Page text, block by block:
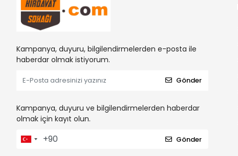
Kampanya, duyuru, bilgilendirmelerden e-posta ile
haberdar olmak istiyorum.
Gönder
Kampanya, duyuru ve bilgilendirmelerden haberdar
olmak için kayıt olun.
Gönder